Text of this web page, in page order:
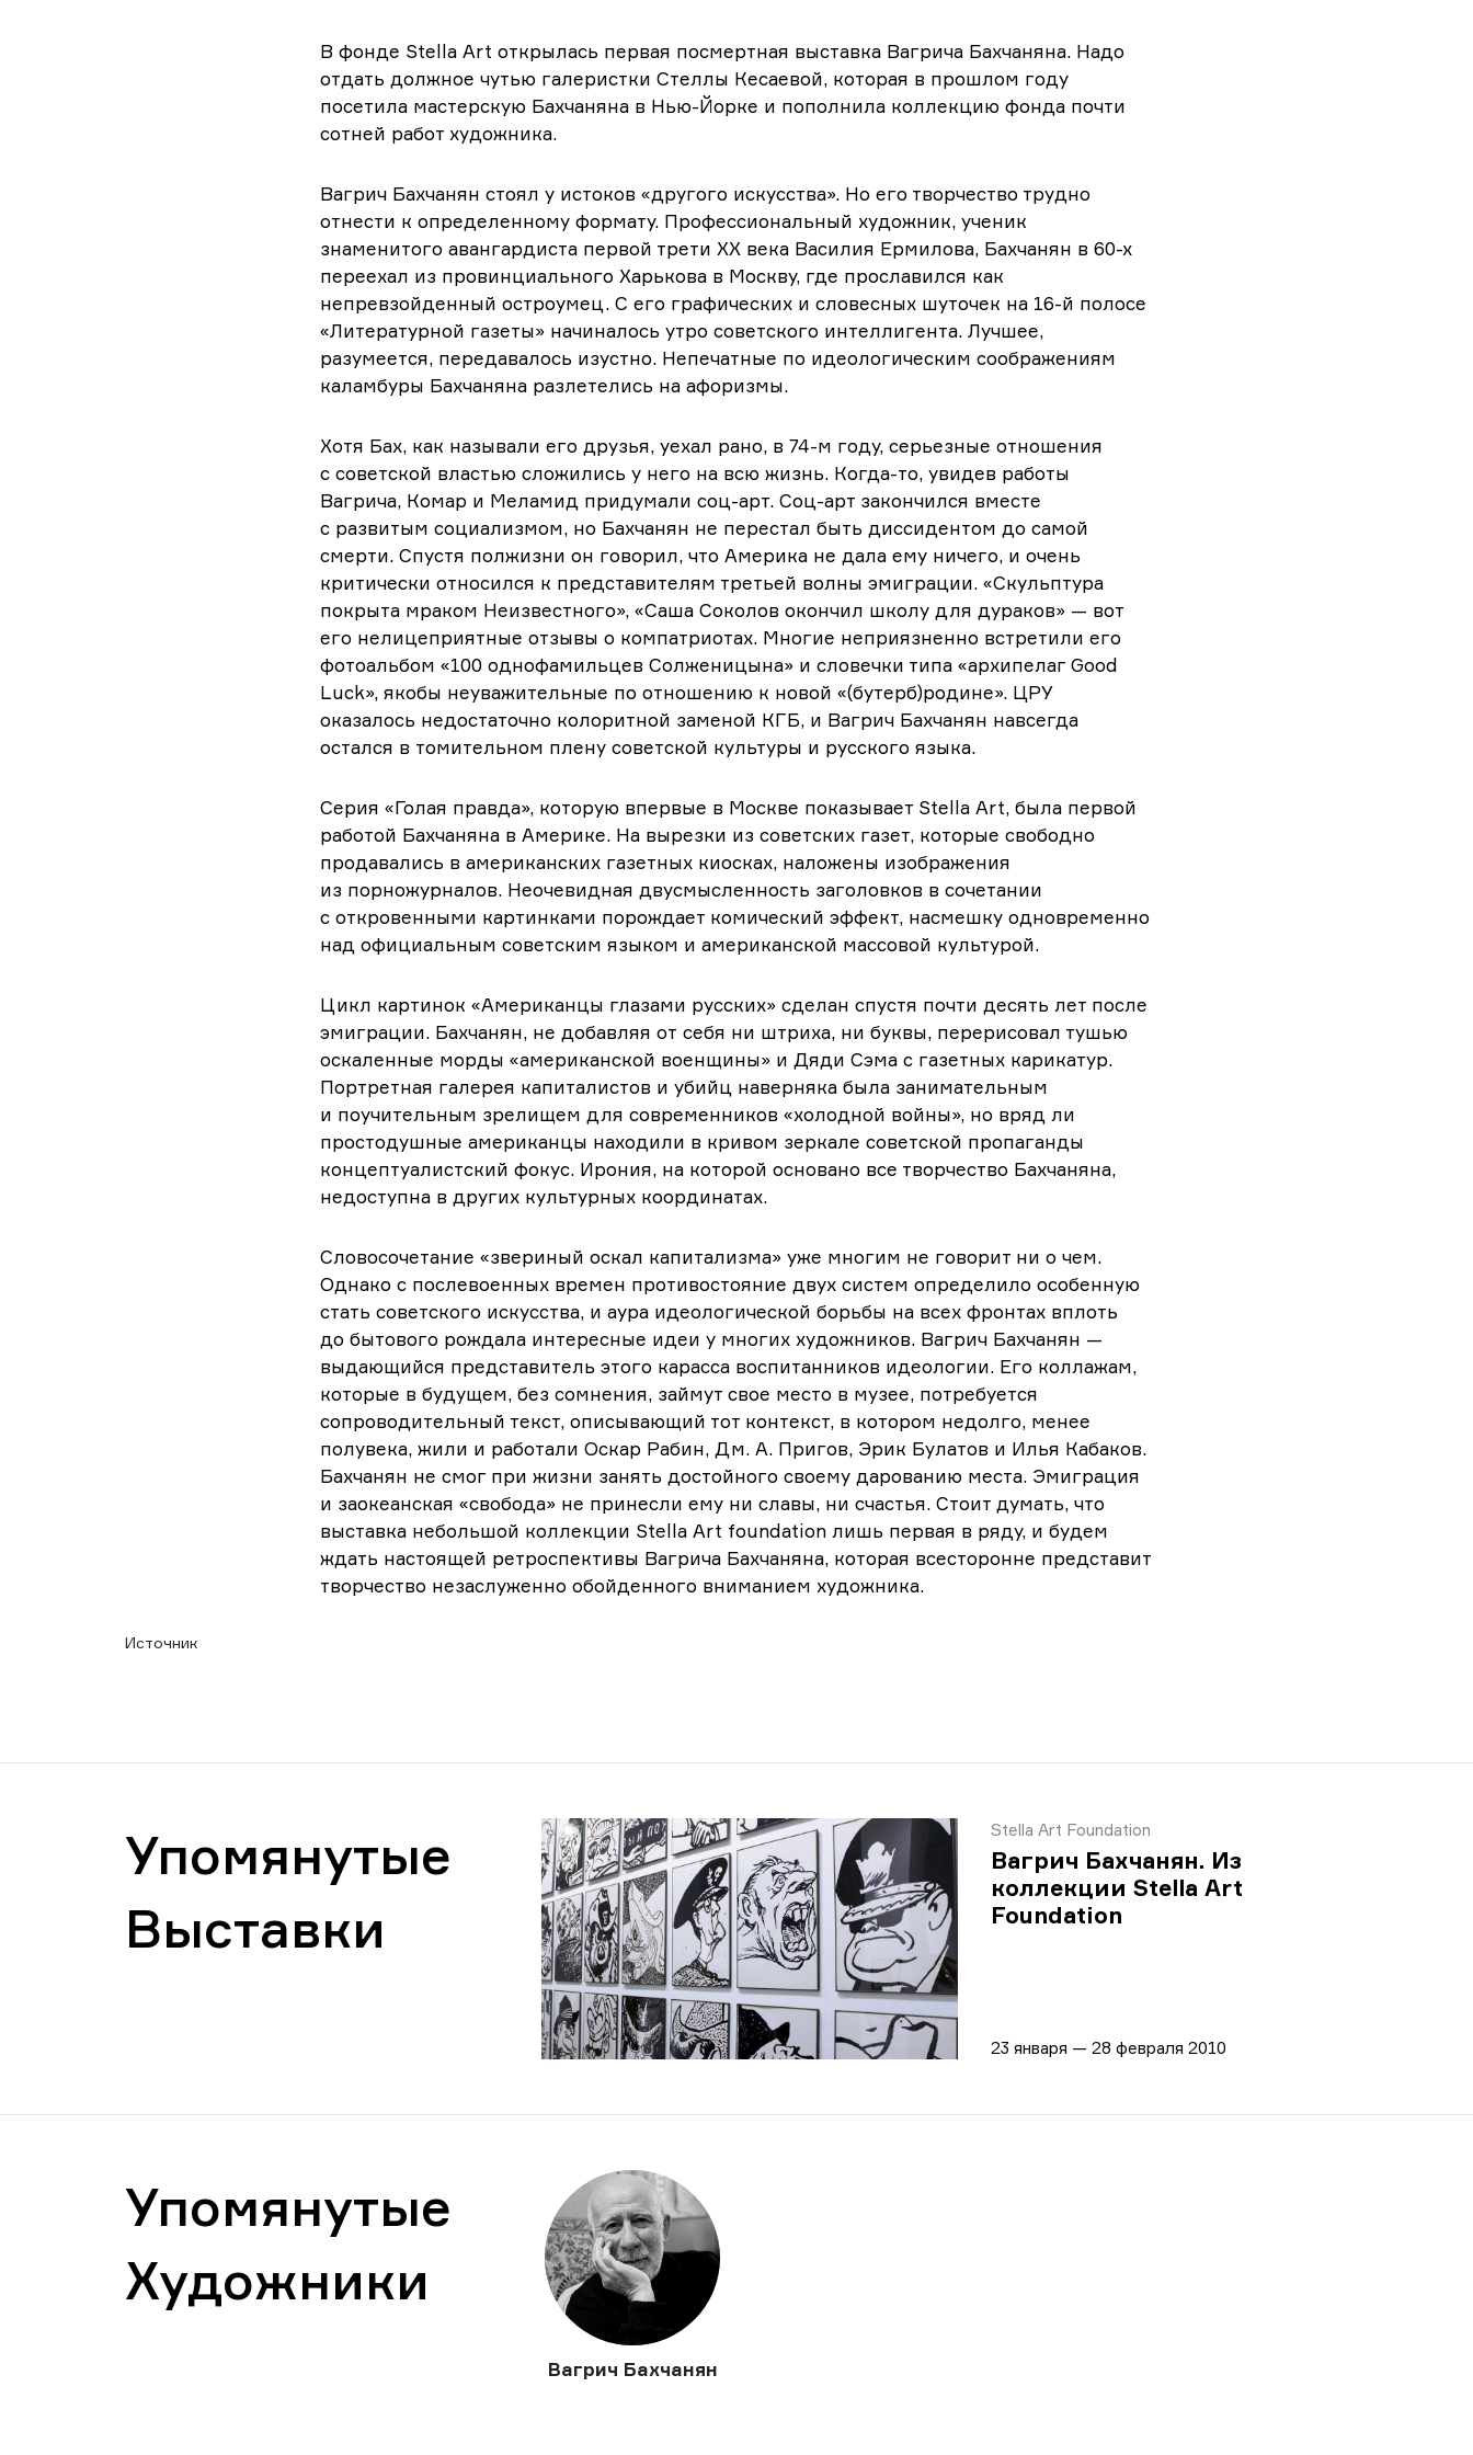
В фонде Stella Art открылась первая посмертная выставка Вагрича Бахчаняна. Надо
отдать должное чутью галеристки Стеллы Кесаевой, которая в прошлом году
посетила мастерскую Бахчаняна в Нью-Йорке и пополнила коллекцию фонда почти
сотней работ художника.
Вагрич Бахчанян стоял у истоков «другого искусства». Но его творчество трудно
отнести к определенному формату. Профессиональный художник, ученик
знаменитого авангардиста первой трети XX века Василия Ермилова, Бахчанян в 60-х
переехал из провинциального Харькова в Москву, где прославился как
непревзойденный остроумец. С его графических и словесных шуточек на 16-й полосе
«Литературной газеты» начиналось утро советского интеллигента. Лучшее,
разумеется, передавалось изустно. Непечатные по идеологическим соображениям
каламбуры Бахчаняна разлетелись на афоризмы.
Хотя Бах, как называли его друзья, уехал рано, в 74-м году, серьезные отношения
с советской властью сложились у него на всю жизнь. Когда-то, увидев работы
Вагрича, Комар и Меламид придумали соц-арт. Соц-арт закончился вместе
с развитым социализмом, но Бахчанян не перестал быть диссидентом до самой
смерти. Спустя полжизни он говорил, что Америка не дала ему ничего, и очень
критически относился к представителям третьей волны эмиграции. «Скульптура
покрыта мраком Неизвестного», «Саша Соколов окончил школу для дураков» — вот
его нелицеприятные отзывы о компатриотах. Многие неприязненно встретили его
фотоальбом «100 однофамильцев Солженицына» и словечки типа «архипелаг Good
Luck», якобы неуважительные по отношению к новой «(бутерб)родине». ЦРУ
оказалось недостаточно колоритной заменой КГБ, и Вагрич Бахчанян навсегда
остался в томительном плену советской культуры и русского языка.
Серия «Голая правда», которую впервые в Москве показывает Stella Art, была первой
работой Бахчаняна в Америке. На вырезки из советских газет, которые свободно
продавались в американских газетных киосках, наложены изображения
из порножурналов. Неочевидная двусмысленность заголовков в сочетании
с откровенными картинками порождает комический эффект, насмешку одновременно
над официальным советским языком и американской массовой культурой.
Цикл картинок «Американцы глазами русских» сделан спустя почти десять лет после
эмиграции. Бахчанян, не добавляя от себя ни штриха, ни буквы, перерисовал тушью
оскаленные морды «американской военщины» и Дяди Сэма с газетных карикатур.
Портретная галерея капиталистов и убийц наверняка была занимательным
и поучительным зрелищем для современников «холодной войны», но вряд ли
простодушные американцы находили в кривом зеркале советской пропаганды
концептуалистский фокус. Ирония, на которой основано все творчество Бахчаняна,
недоступна в других культурных координатах.
Словосочетание «звериный оскал капитализма» уже многим не говорит ни о чем.
Однако с послевоенных времен противостояние двух систем определило особенную
стать советского искусства, и аура идеологической борьбы на всех фронтах вплоть
до бытового рождала интересные идеи у многих художников. Вагрич Бахчанян —
выдающийся представитель этого карасса воспитанников идеологии. Его коллажам,
которые в будущем, без сомнения, займут свое место в музее, потребуется
сопроводительный текст, описывающий тот контекст, в котором недолго, менее
полувека, жили и работали Оскар Рабин, Дм. А. Пригов, Эрик Булатов и Илья Кабаков.
Бахчанян не смог при жизни занять достойного своему дарованию места. Эмиграция
и заокеанская «свобода» не принесли ему ни славы, ни счастья. Стоит думать, что
выставка небольшой коллекции Stеlla Art foundation лишь первая в ряду, и будем
ждать настоящей ретроспективы Вагрича Бахчаняна, которая всесторонне представит
творчество незаслуженно обойденного вниманием художника.
Источник
Упомянутые
Выставки
Stella Art Foundation
Вагрич Бахчанян. Из
коллекции Stella Art
Foundation
23 января — 28 февраля 2010
Упомянутые
Художники
Вагрич Бахчанян